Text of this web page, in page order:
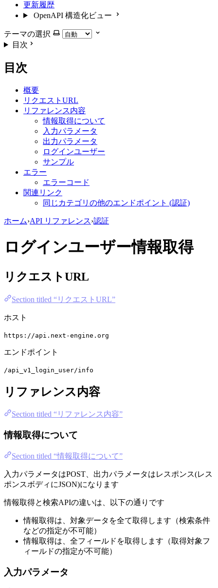
更新履歴
OpenAPI 構造化ビュー
テーマの選択
目次
目次
概要
リクエストURL
リファレンス内容
情報取得について
入力パラメータ
出力パラメータ
ログインユーザー
サンプル
エラー
エラーコード
関連リンク
同じカテゴリの他のエンドポイント (認証)
ホーム›API リファレンス›認証
ログインユーザー情報取得
リクエストURL
Section titled “リクエストURL”
ホスト
https://api.next-engine.org
エンドポイント
/api_v1_login_user/info
リファレンス内容
Section titled “リファレンス内容”
情報取得について
Section titled “情報取得について”
入力パラメータはPOST、出力パラメータはレスポンス(レス
ポンスボディにJSON)になります
情報取得と検索APIの違いは、以下の通りです
情報取得は、対象データを全て取得します（検索条件
などの指定が不可能）
情報取得は、全フィールドを取得します（取得対象フ
ィールドの指定が不可能）
入力パラメータ